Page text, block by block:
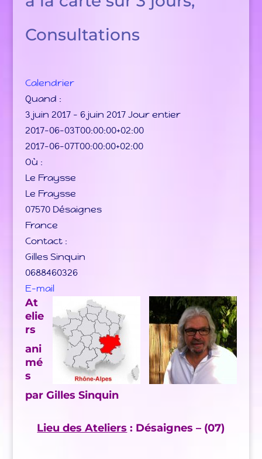
Consultations
Calendrier
Quand :
3 juin 2017 – 6 juin 2017Jour entier
2017-06-03T00:00:00+02:00
2017-06-07T00:00:00+02:00
Où :
Le Fraysse
Le Fraysse
07570 Désaignes
France
Contact :
Gilles Sinquin
0688460326
E-mail
At
elie
rs
ani
mé
s
par Gilles Sinquin
Lieu des Ateliers : Désaignes – (07)